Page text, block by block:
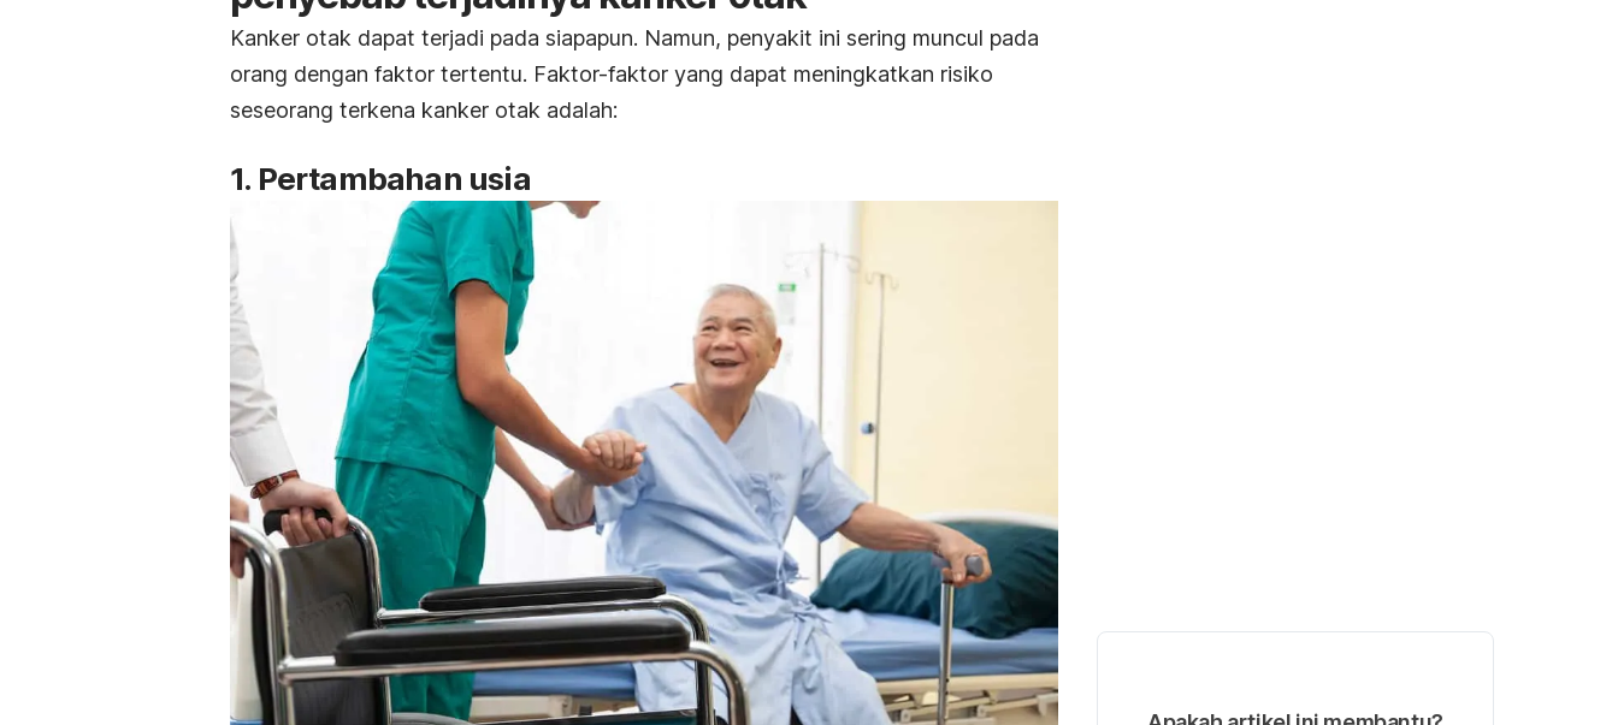
Kanker otak dapat terjadi pada siapapun. Namun, penyakit ini sering muncul pada
orang dengan faktor tertentu. Faktor-faktor yang dapat meningkatkan risiko
seseorang terkena kanker otak adalah:
1. Pertambahan usia